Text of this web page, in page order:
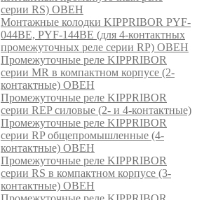
серии RS) ОВЕН
Монтажные колодки KIPPRIBOR PYF-
044BE, PYF-144BE (для 4-контактных
промежуточных реле серии RP) ОВЕН
Промежуточные реле KIPPRIBOR
серии MR в компактном корпусе (2-
контактные) ОВЕН
Промежуточные реле KIPPRIBOR
серии REP силовые (2- и 4-контактные)
Промежуточные реле KIPPRIBOR
серии RP общепромышленные (4-
контактные) ОВЕН
Промежуточные реле KIPPRIBOR
серии RS в компактном корпусе (3-
контактные) ОВЕН